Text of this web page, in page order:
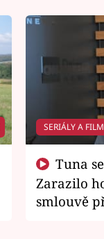
SERIÁLY A
Zarazilo
smlouvě